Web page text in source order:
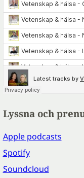
Lyssna och
Apple podcasts
Spotify
Soundcloud